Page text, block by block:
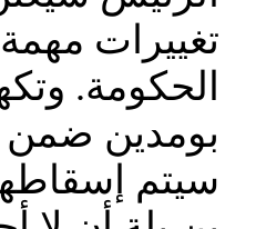
تغييرات
الحكومة.
بومدين ضمن
سيتم